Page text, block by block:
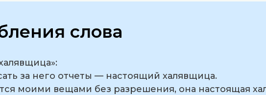
слова
за него отчеты — настоящий халявщица.
моими вещами без разрешения, она настоящая